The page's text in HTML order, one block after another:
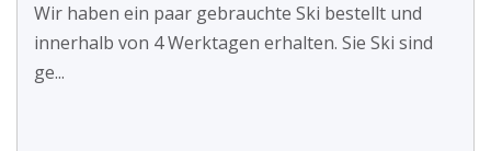
Wir haben ein paar gebrauchte Ski bestellt und
innerhalb von 4 Werktagen erhalten. Sie Ski sind
ge...